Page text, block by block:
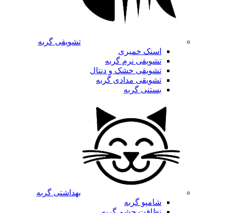
تشویقی گربه
اسنک خمیری
تشویقی نرم گربه
تشویقی خشک و دنتال
تشویقی مدادی گربه
بستنی گربه
بهداشتی گربه
شامپو گربه